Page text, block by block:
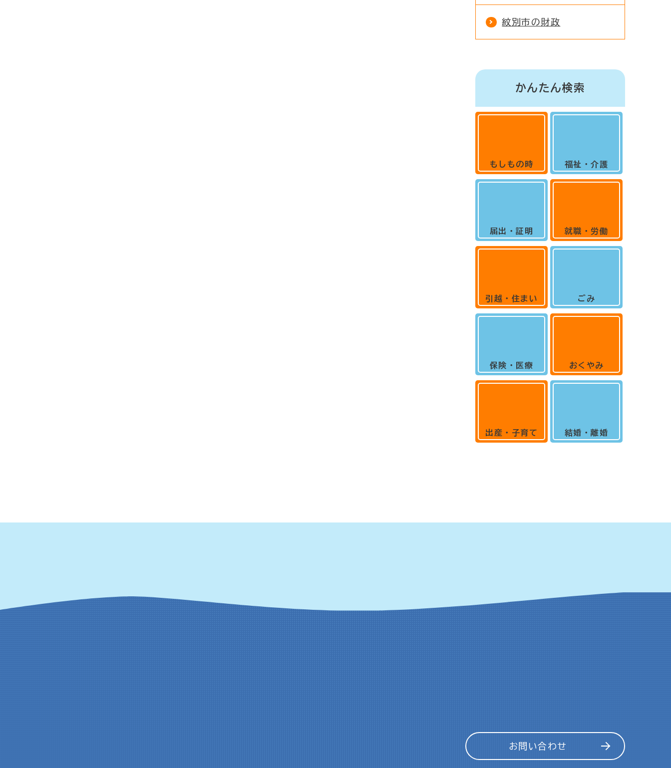
紋別市の財政
かんたん検索
もしもの時
届出・証明
引越・住まい
保険・医療
出産・子育て
福祉・介護
就職・労働
ごみ
おくやみ
結婚・離婚
お問い合わせ